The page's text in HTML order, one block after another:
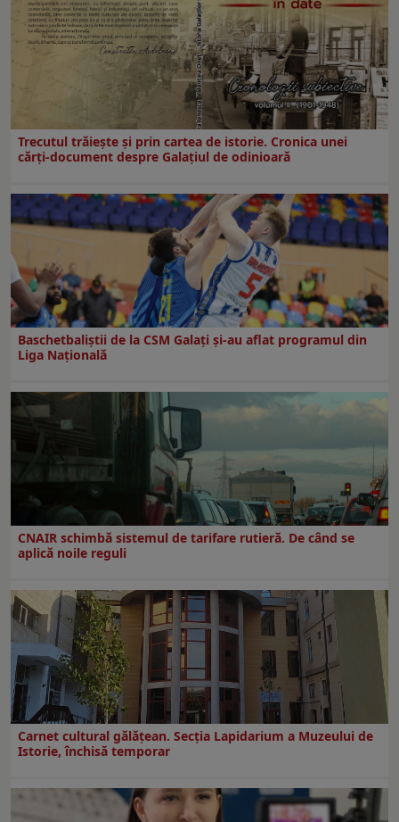
Trecutul trăiește și prin cartea de istorie. Cronica unei
cărți-document despre Galațiul de odinioară
Baschetbaliștii de la CSM Galați și-au aflat programul din
Liga Națională
CNAIR schimbă sistemul de tarifare rutieră. De când se
aplică noile reguli
Carnet cultural gălăţean. Secţia Lapidarium a Muzeului de
Istorie, închisă temporar